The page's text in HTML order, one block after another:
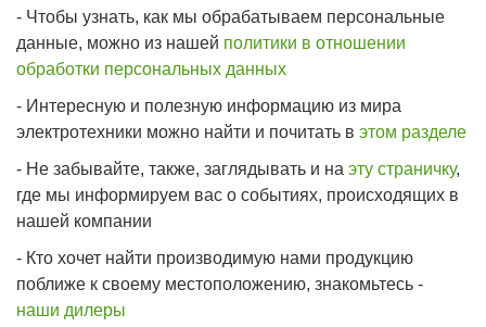
- Чтобы узнать, как мы обрабатываем персональные
данные, можно из нашей политики в отношении
обработки персональных данных­
- Интересную и полезную информацию из мира
электротехники можно найти и почитать в этом разделе
- Не забывайте, также, заглядывать и на эту страничку,
где мы информируем вас о событиях, происходящих в
нашей компании
- Кто хочет найти производимую нами продукцию
поближе к своему местоположению, знакомьтесь -
наши дилеры